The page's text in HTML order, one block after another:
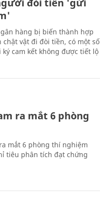
đòi tiền 'gửi
hàng bị biến thành hợp
vật đi đòi tiền, có một số
cam kết không được tiết lộ
ra mắt 6 phòng
mắt 6 phòng thí nghiệm
tiêu phân tích đạt chứng